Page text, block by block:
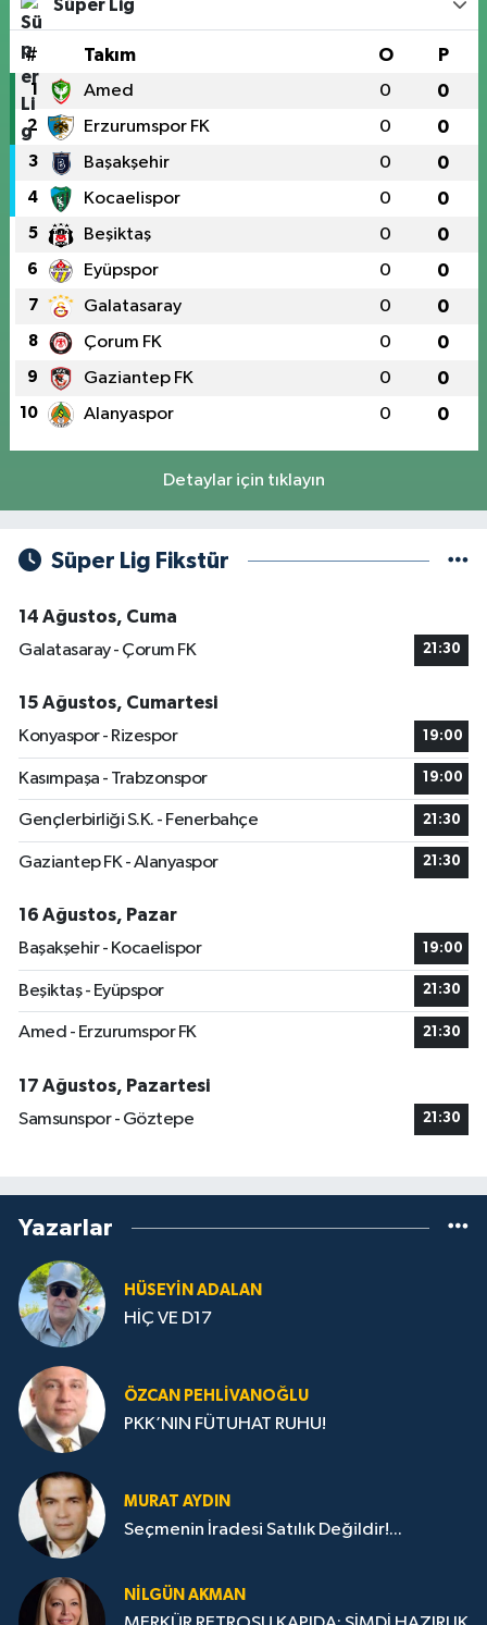
Süper Lig
# Takım O P
1 Amed 0 0
2 Erzurumspor FK 0 0
3 Başakşehir 0 0
4 Kocaelispor 0 0
5 Beşiktaş 0 0
6 Eyüpspor 0 0
7 Galatasaray 0 0
8 Çorum FK 0 0
9 Gaziantep FK 0 0
10 Alanyaspor 0 0
Detaylar için tıklayın
Süper Lig Fikstür
14 Ağustos, Cuma
Galatasaray - Çorum FK
21:30
15 Ağustos, Cumartesi
Konyaspor - Rizespor
19:00
Kasımpaşa - Trabzonspor 19:00
Gençlerbirliği S.K. - Fenerbahçe 21:30
Gaziantep FK - Alanyaspor 21:30
16 Ağustos, Pazar
Başakşehir - Kocaelispor
19:00
Beşiktaş - Eyüpspor 21:30
Amed - Erzurumspor FK 21:30
17 Ağustos, Pazartesi
Samsunspor - Göztepe
21:30
Yazarlar
HÜSEYIN ADALAN
HİÇ VE D17
ÖZCAN PEHLIVANOĞLU
PKK’NIN FÜTUHAT RUHU!
MURAT AYDIN
Seçmenin İradesi Satılık Değildir!...
NILGÜN AKMAN